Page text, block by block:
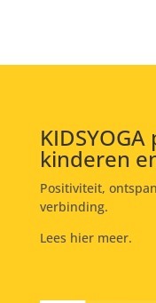
kinderen
Positiviteit,
verbinding.
Lees hier meer.